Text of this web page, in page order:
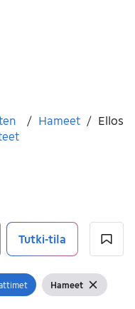
/ Hameet / Ellos
Tutki-tila
Näytä suodattimet
Hameet